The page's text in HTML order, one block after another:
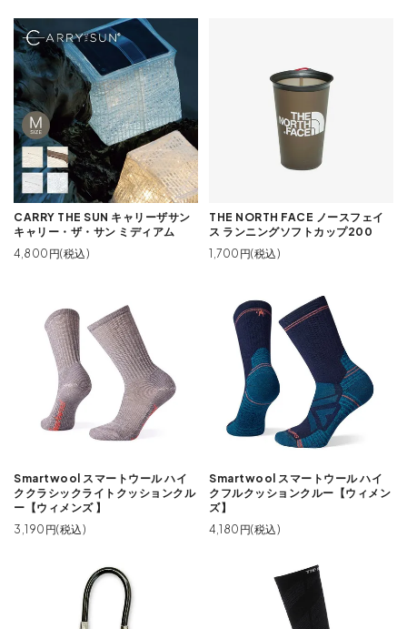
CARRY THE SUN キャリーザサン
キャリー・ザ・サン ミディアム
4,800円(税込)
THE NORTH FACE ノースフェイ
ス ランニングソフトカップ200
1,700円(税込)
Smartwool スマートウール ハイ
ククラシックライトクッションクル
ー【ウィメンズ 】
3,190円(税込)
Smartwool スマートウール ハイ
クフルクッションクルー【ウィメン
ズ】
4,180円(税込)